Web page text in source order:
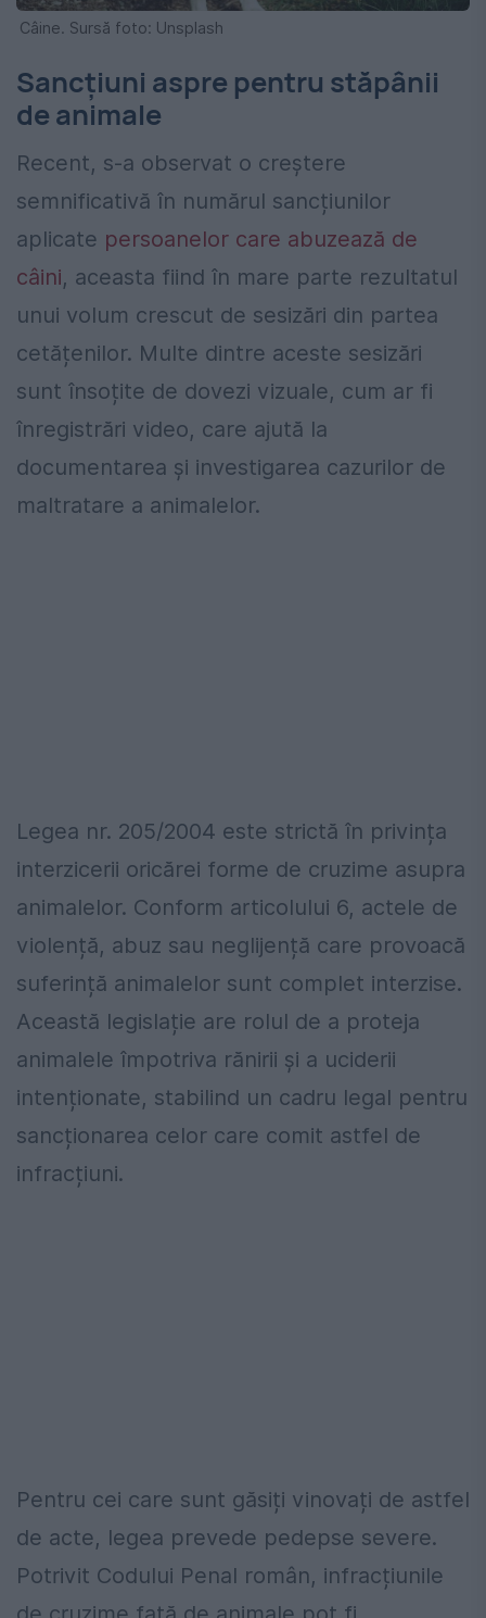
Câine. Sursă foto: Unsplash
Sancțiuni aspre pentru stăpânii
de animale
Recent, s-a observat o creștere
semnificativă în numărul sancțiunilor
aplicate persoanelor care abuzează de
câini, aceasta fiind în mare parte rezultatul
unui volum crescut de sesizări din partea
cetățenilor. Multe dintre aceste sesizări
sunt însoțite de dovezi vizuale, cum ar fi
înregistrări video, care ajută la
documentarea și investigarea cazurilor de
maltratare a animalelor.
Legea nr. 205/2004 este strictă în privința
interzicerii oricărei forme de cruzime asupra
animalelor. Conform articolului 6, actele de
violență, abuz sau neglijență care provoacă
suferință animalelor sunt complet interzise.
Această legislație are rolul de a proteja
animalele împotriva rănirii și a uciderii
intenționate, stabilind un cadru legal pentru
sancționarea celor care comit astfel de
infracțiuni.
Pentru cei care sunt găsiți vinovați de astfel
de acte, legea prevede pedepse severe.
Potrivit Codului Penal român, infracțiunile